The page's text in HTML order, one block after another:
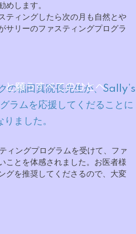
と願うすべてのひとへ...
します。
ティングしたら次の月も自然とや
サリーのファスティングプログラ
の福田真院長先生が、Sally’s
ラムを応援してくだることに
りました。
ィングプログラムを受けて、ファ
ことを体感されました。お医者様
グを推奨してくださるので、大変